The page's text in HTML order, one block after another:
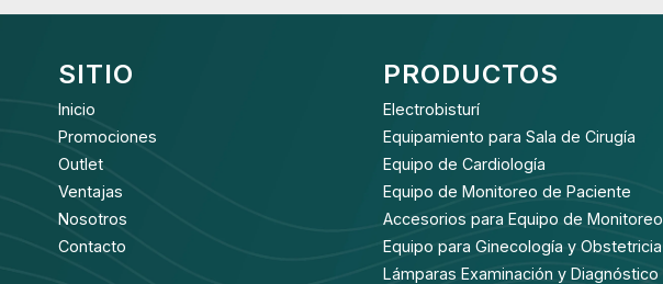
SITIO
Inicio
Promociones
Outlet
Ventajas
Nosotros
Contacto
PRODUCTOS
Electrobisturí
Equipamiento para Sala de Cirugía
Equipo de Cardiología
Equipo de Monitoreo de Paciente
Accesorios para Equipo de Monitoreo
Equipo para Ginecología y Obstetricia
Lámparas Examinación y Diagnóstico